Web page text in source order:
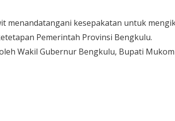
menandatangani kesepakatan untuk
Pemerintah Provinsi Bengkulu.
Wakil Gubernur Bengkulu, Bupati